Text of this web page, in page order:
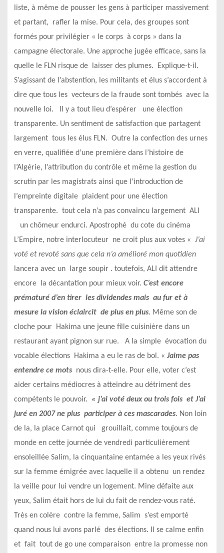
liste, à même de pousser les gens à participer massivement
et partant, rafler la mise. Pour cela, des groupes sont
formés pour privilégier « le corps à corps » dans la
campagne électorale. Une approche jugée efficace, sans la
quelle le FLN risque de laisser des plumes. Explique-t-il.
S’agissant de l’abstention, les militants et élus s’accordent à
dire que tous les vecteurs de la fraude sont tombés avec la
nouvelle loi. Il y a tout lieu d’espérer une élection
transparente. Un sentiment de satisfaction que partagent
largement tous les élus FLN. Outre la confection des urnes
en verre, qualifiée d’une première dans l’histoire de
l’Algérie, l’attribution du contrôle et même la gestion du
scrutin par les magistrats ainsi que l’introduction de
l’empreinte digitale plaident pour une élection
transparente. tout cela n’a pas convaincu largement ALI
un chômeur endurci. Apostrophé du cote du cinéma
L’Empire, notre interlocuteur ne croit plus aux votes « J’ai
voté et revoté sans que cela n’a amélioré mon quotidien
lancera avec un large soupir . toutefois, ALI dit attendre
encore la décantation pour mieux voir. C’est encore
prématuré d’en tirer les dividendes mais au fur et à
mesure la vision éclaircit de plus en plus. Même son de
cloche pour Hakima une jeune fille cuisinière dans un
restaurant ayant pignon sur rue. A la simple évocation du
vocable élections Hakima a eu le ras de bol. « Jaime pas
entendre ce mots nous dira-t-elle. Pour elle, voter c’est
aider certains médiocres à atteindre au détriment des
compétents le pouvoir. « j’ai voté deux ou trois fois et J’ai
juré en 2007 ne plus participer à ces mascarades. Non loin
de la, la place Carnot qui grouillait, comme toujours de
monde en cette journée de vendredi particulièrement
ensoleillée Salim, la cinquantaine entamée a les yeux rivés
sur la femme émigrée avec laquelle il a obtenu un rendez
la veille pour lui vendre un logement. Mine défaite aux
yeux, Salim était hors de lui du fait de rendez-vous raté.
Très en colère contre la femme, Salim s’est emporté
quand nous lui avons parlé des élections. Il se calme enfin
et fait tout de go une comparaison entre la promesse non